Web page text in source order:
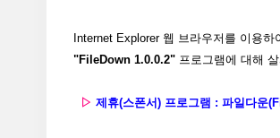
Internet Explorer 웹 브라우저를 이용
"FileDown 1.0.0.2" 프로그램에 대해
▷ 제휴(스폰서) 프로그램 : 파일다운